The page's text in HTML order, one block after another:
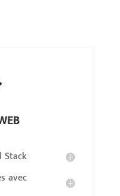
Stack
avec